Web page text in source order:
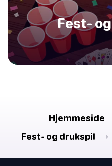
Fest-
Hjemmeside
Fest- og drukspil